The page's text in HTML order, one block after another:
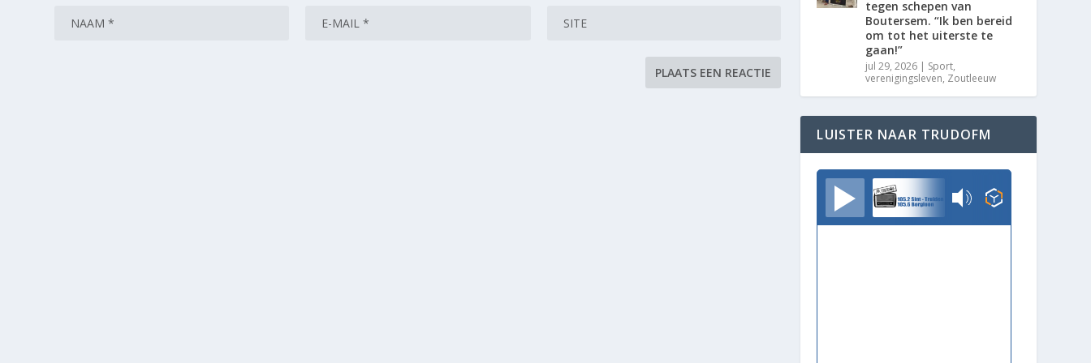
tegen schepen van
Boutersem. “Ik ben bereid
om tot het uiterste te
gaan!”
jul 29, 2026 | Sport,
verenigingsleven, Zoutleeuw
LUISTER NAAR TRUDOFM
TrudoFM